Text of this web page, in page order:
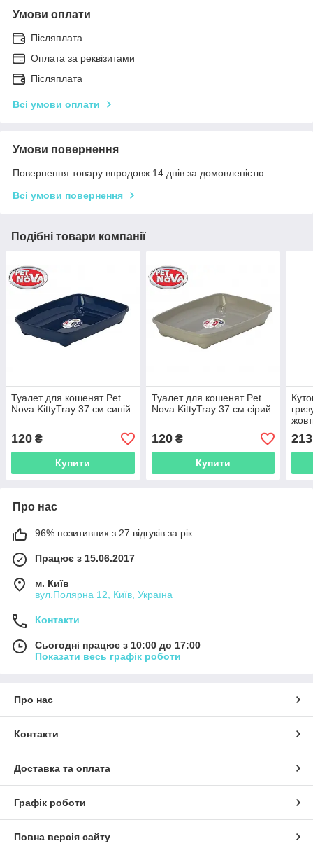
Умови оплати
Післяплата
Оплата за реквізитами
Післяплата
Всі умови оплати
Умови повернення
Повернення товару впродовж 14 днів за домовленістю
Всі умови повернення
Подібні товари компанії
Туалет для кошенят Pet
Nova KittyTray 37 см синій
120 ₴
Купити
Туалет для кошенят Pet
Nova KittyTray 37 см сірий
120₴
Купити
213
Про нас
96% позитивних з 27 відгуків за рік
Працює з 15.06.2017
м. Київ
вул.Полярна 12, Київ, Україна
Контакти
Сьогодні працює з 10:00 до 17:00
Показати весь графік роботи
Про нас
Контакти
Доставка та оплата
Графік роботи
Повна версія сайту